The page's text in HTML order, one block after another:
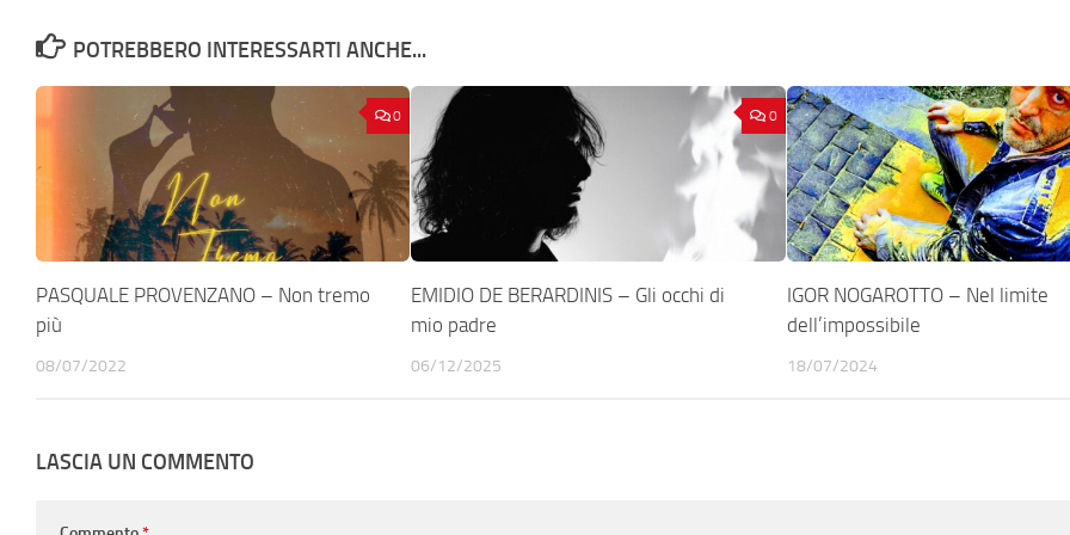
POTREBBERO INTERESSARTI ANCHE...
0
PASQUALE PROVENZANO – Non tremo
più
08/07/2022
0
EMIDIO DE BERARDINIS – Gli occhi di
mio padre
06/12/2025
IGOR NOGAROTTO – Nel limite
dell’impossibile
18/07/2024
LASCIA UN COMMENTO